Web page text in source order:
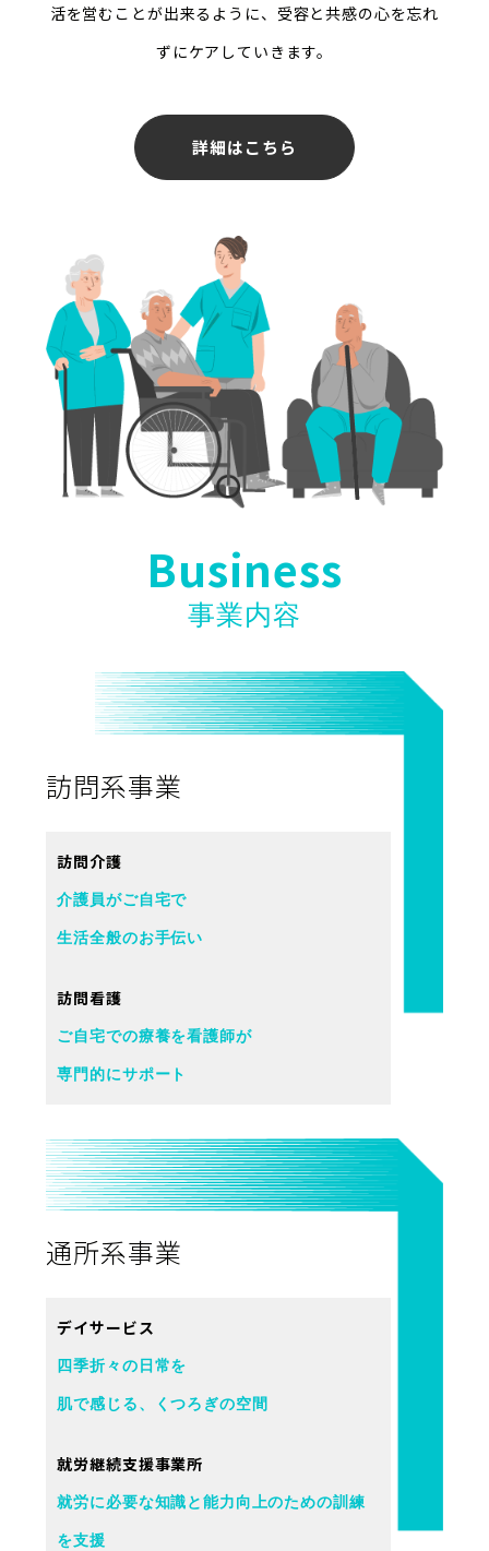
活を営むことが出来るように、受容と共感の心を忘れ
ずにケアしていきます。
詳細はこちら
Business
事業内容
訪問系事業
訪問介護
介護員がご自宅で
生活全般のお手伝い
訪問看護
ご自宅での療養を看護師が
専門的にサポート
通所系事業
デイサービス
四季折々の日常を
肌で感じる、くつろぎの空間
就労継続支援事業所
就労に必要な知識と能力向上のための訓練
を支援